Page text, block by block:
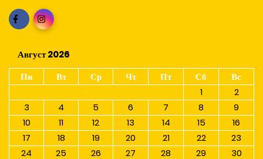
Август 2026
Пн
Вт Ср Чт Пт Сб
Вс
1
2
3
4 5 6 7 8
9
10
11 12 13 14 15
16
17
18 19 20 21 22
23
24
25 26 27 28 29 30